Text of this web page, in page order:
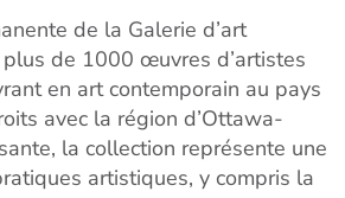
de la Galerie d’art
de 1000 œuvres d’artistes
en art contemporain au pays
avec la région d’Ottawa-
la collection représente une
artistiques, y compris la